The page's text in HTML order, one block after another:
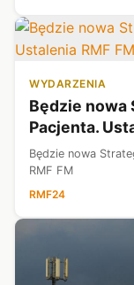
WYDARZENIA
Będzie nowa
Pacjenta.
Będzie nowa
RMF FM
RMF24